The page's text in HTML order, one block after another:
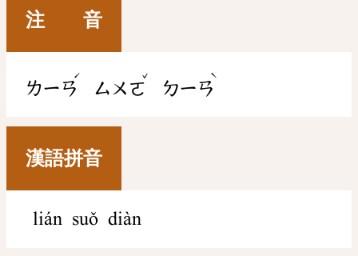
注 音
ㄌㄧㄢ
ˊ
ㄙㄨㄛ
ˇ
ㄉㄧㄢ
ˋ
漢語拼音
lián suǒ diàn